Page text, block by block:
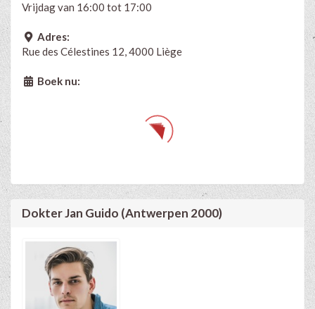
Vrijdag van 16:00 tot 17:00
Adres:
Rue des Célestines 12, 4000 Liège
Boek nu:
Dokter Jan Guido (Antwerpen 2000)